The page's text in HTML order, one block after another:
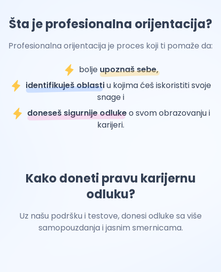
Šta je profesionalna orijentacija?
Profesionalna orijentacija je proces koji ti pomaže da:
bolje upoznaš sebe,
identifikuješ oblastiu kojima ćeš iskoristiti svoje
snage i
doneseš sigurnije odlukeo svom obrazovanju i
karijeri.
Kako doneti pravu karijernu
odluku?
Uz našu podršku i testove, donesi odluke sa više
samopouzdanja i jasnim smernicama.